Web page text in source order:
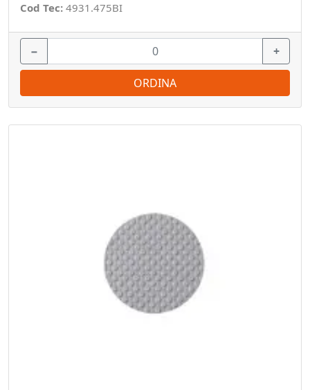
Cod Tec: 4931.475BI
− +
ORDINA